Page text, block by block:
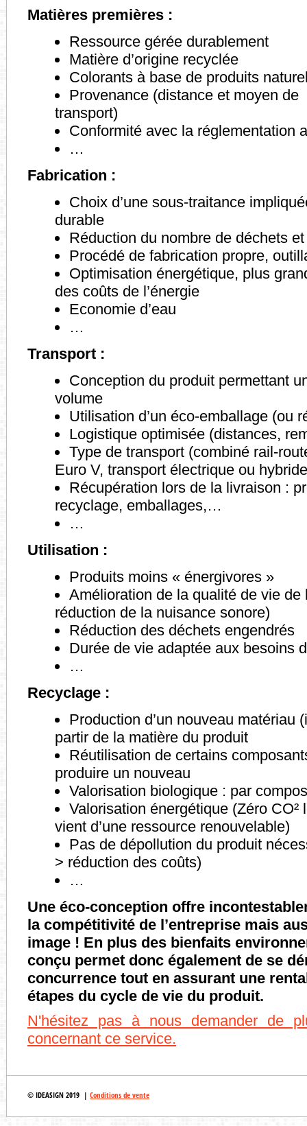
Matières premières :
Ressource gérée durablement
Matière d’origine recyclée
Colorants à base de produits
Provenance (distance et moyen de
transport)
Conformité avec la réglementation
…
Fabrication :
Choix d’une sous-traitance
durable
Réduction du nombre de déchets
Procédé de fabrication propre,
Optimisation énergétique, plus
des coûts de l’énergie
Economie d’eau
…
Transport :
Conception du produit permettant
volume
Utilisation d’un éco-emballage (ou
Logistique optimisée (distances,
Type de transport (combiné rail-
Euro V, transport électrique ou
Récupération lors de la livraison :
recyclage, emballages,…
…
Utilisation :
Produits moins « énergivores »
Amélioration de la qualité de vie de
réduction de la nuisance sonore)
Réduction des déchets engendrés
Durée de vie adaptée aux besoins
…
Recyclage :
Production d’un nouveau matériau
partir de la matière du produit
Réutilisation de certains
produire un nouveau
Valorisation biologique : par
Valorisation énergétique (Zéro
vient d’une ressource renouvelable)
Pas de dépollution du produit
> réduction des coûts)
…
Une éco-conception offre
la compétitivité de l’entreprise mais
image ! En plus des bienfaits
conçu permet donc également de se
concurrence tout en assurant une
étapes du cycle de vie du produit.
N'hésitez pas à nous demander de
concernant ce service.
© IDEASIGN 2019 | Conditions de vente